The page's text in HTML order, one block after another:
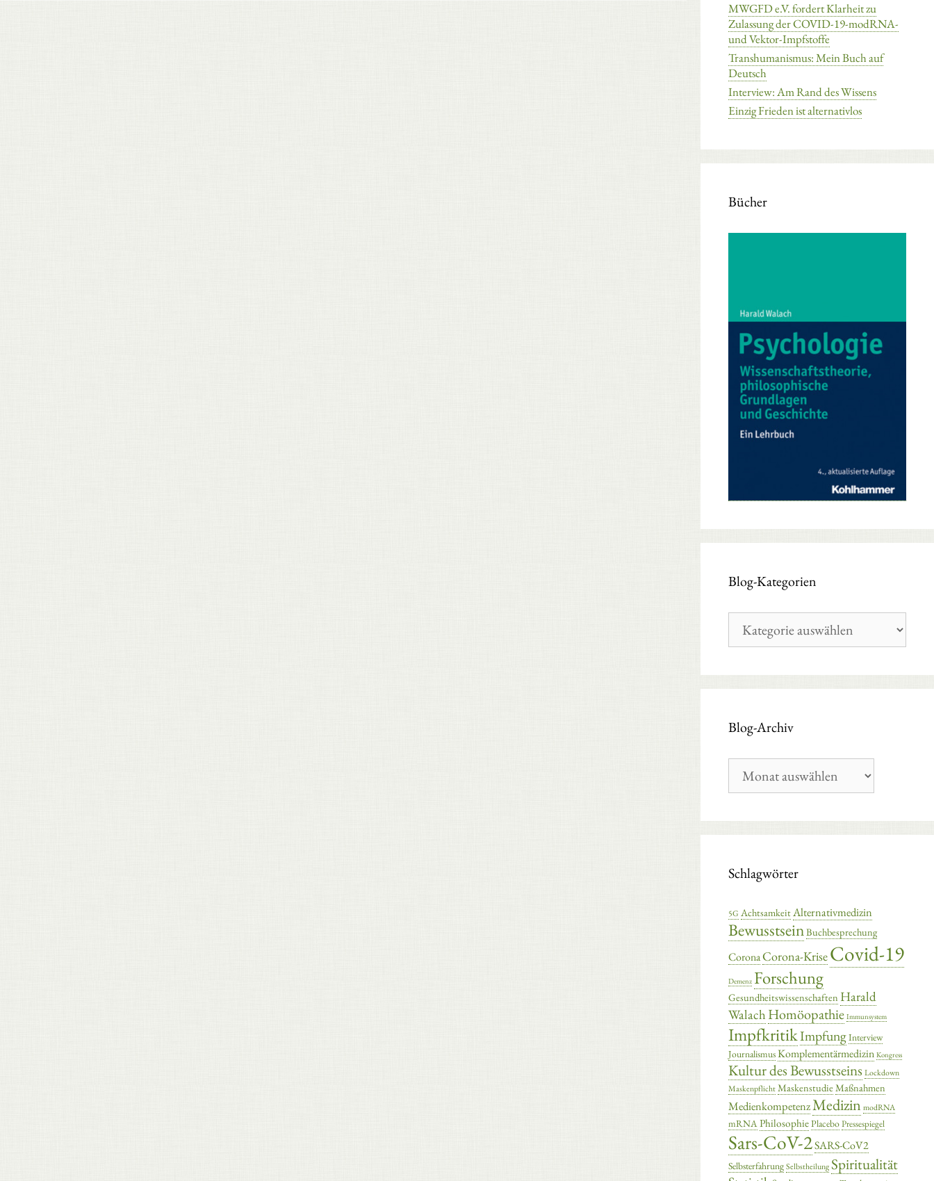
MWGFD e.V. fordert Klarheit zu
Zulassung der COVID-19-modRNA-
und Vektor-Impfstoffe
Transhumanismus: Mein Buch auf
Deutsch
Interview: Am Rand des Wissens
Einzig Frieden ist alternativlos
Bücher
Blog-Kategorien
Kategorien
Blog-Archiv
Archiv
Schlagwörter
5G AchtsamkeitAlternativmedizin
BewusstseinBuchbesprechung
CoronaCorona-KriseCovid-19
Demenz Forschung
Gesundheitswissenschaften Harald
Walach Homöopathie Immunsystem
ImpfkritikImpfungInterview
JournalismusKomplementärmedizin Kongress
Kultur des Bewusstseins Lockdown
MaskenpflichtMaskenstudieMaßnahmen
MedienkompetenzMedizin modRNA
mRNAPhilosophiePlaceboPressespiegel
Sars-CoV-2SARS-CoV2
SelbsterfahrungSelbstheilung Spiritualität